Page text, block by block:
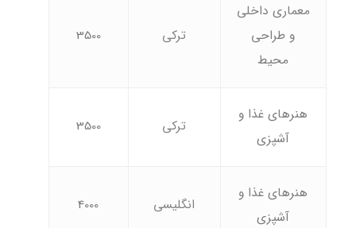
3500 ترکی
معماری داخلی
و طراحی
محیط
3500 ترکی
هنرهای غذا و
آشپزی
4000 انگلیسی
هنرهای غذا و
آشپزی